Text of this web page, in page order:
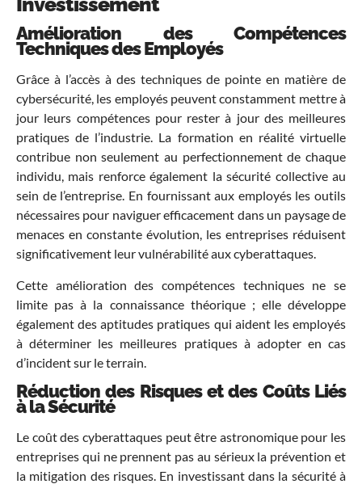
Amélioration des Compétences
Techniques des Employés
Grâce à l’accès à des techniques de pointe en matière de
cybersécurité, les employés peuvent constamment mettre à
jour leurs compétences pour rester à jour des meilleures
pratiques de l’industrie. La formation en réalité virtuelle
contribue non seulement au perfectionnement de chaque
individu, mais renforce également la sécurité collective au
sein de l’entreprise. En fournissant aux employés les outils
nécessaires pour naviguer efficacement dans un paysage de
menaces en constante évolution, les entreprises réduisent
significativement leur vulnérabilité aux cyberattaques.
Cette amélioration des compétences techniques ne se
limite pas à la connaissance théorique ; elle développe
également des aptitudes pratiques qui aident les employés
à déterminer les meilleures pratiques à adopter en cas
d’incident sur le terrain.
Réduction des Risques et des Coûts Liés
à la Sécurité
Le coût des cyberattaques peut être astronomique pour les
entreprises qui ne prennent pas au sérieux la prévention et
la mitigation des risques. En investissant dans la sécurité à